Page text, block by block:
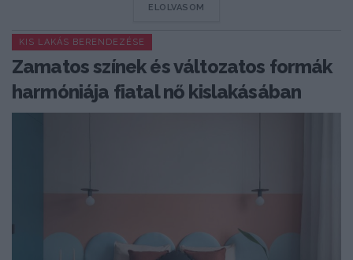
ELOLVASOM
KIS LAKÁS BERENDEZÉSE
Zamatos színek és változatos formák
harmóniája fiatal nő kislakásában